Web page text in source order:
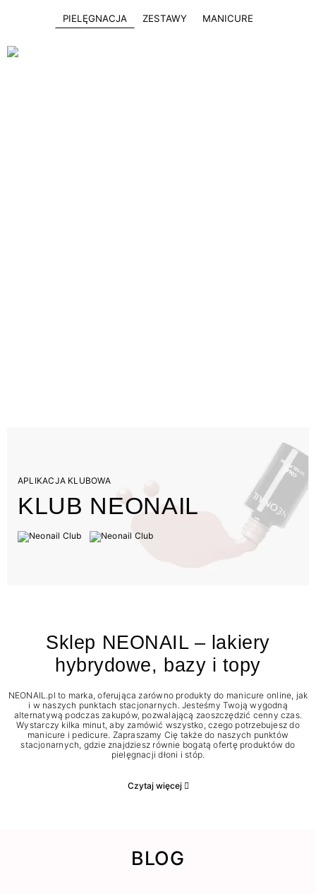
PIELĘGNACJA ZESTAWY MANICURE
APLIKACJA KLUBOWA
KLUB NEONAIL
Sklep NEONAIL – lakiery
hybrydowe, bazy i topy
NEONAIL.pl to marka, oferująca zarówno produkty do manicure online, jak
i w naszych punktach stacjonarnych. Jesteśmy Twoją wygodną
alternatywą podczas zakupów, pozwalającą zaoszczędzić cenny czas.
Wystarczy kilka minut, aby zamówić wszystko, czego potrzebujesz do
manicure i pedicure. Zapraszamy Cię także do naszych punktów
stacjonarnych, gdzie znajdziesz równie bogatą ofertę produktów do
pielęgnacji dłoni i stóp.
Czytaj więcej
BLOG